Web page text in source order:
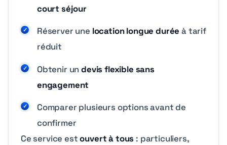
court séjour
Réserver une location longue durée à tarif
réduit
Obtenir undevis flexible sans
engagement
Comparer plusieurs options avant de
confirmer
Ce service estouvert à tous : particuliers,